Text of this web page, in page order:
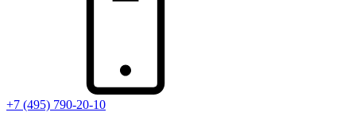
+7 (495) 790-20-10